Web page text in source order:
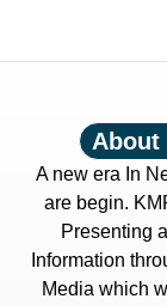
About
A new era In
are begin.
Presenting
Information
Media which